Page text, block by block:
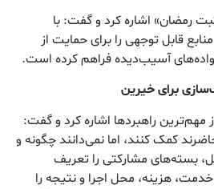
رمضان» اشاره کرد و گفت: با
قابل توجهی را برای حمایت از
آسیب‌دیده فراهم کرده است.
برای خیرین
مهم‌ترین راهبردها اشاره کرد و گفت:
کمک کنند، اما نمی‌دانند چگونه و
بسته‌های مشارکتی را تعریف
هزینه، محل اجرا و نتیجه را